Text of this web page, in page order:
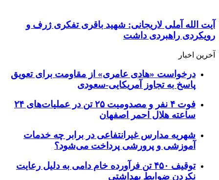
آیت الله آملی لاریجانی: شهید باقری تفکری ژرف و
رویکردی راهبردی داشت
آخرین اخبار
درخواست «هادی عامری» از مقاومت برای تعویق
پاسخ به تجاوز آمریکایی-سعودی
فوت ۴ نفر و مصدومیت ۲۵ تن در عملیات‌های ۲۴
ساعته هلال احمر اصفهان
شهریه مدارس غیرانتفاعی در برابر چه خدمات
آموزشی و پرورشی پرداخت می‌شود؟
توقیف ۴۵۰ تن فرآورده خام دامی به دلیل رعایت
نکردن ضوابط بهداشتی